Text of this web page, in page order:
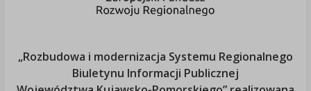
„Rozbudowa i modernizacja Systemu Regionalnego
Biuletynu Informacji Publicznej